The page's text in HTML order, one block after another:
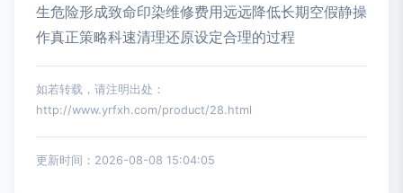
生危险形成致命印染维修费用远远降低长期空假静操
作真正策略科速清理还原设定合理的过程
如若转载，请注明出处：
http://www.yrfxh.com/product/28.html
更新时间：2026-08-08 15:04:05